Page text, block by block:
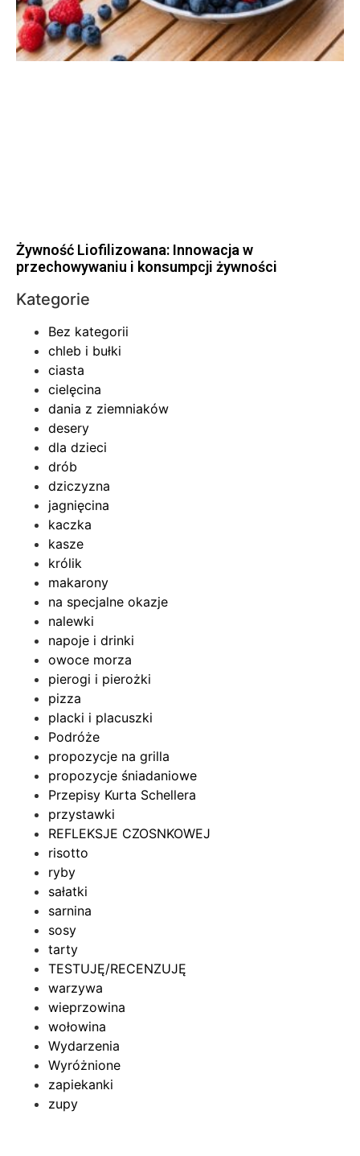
Żywność Liofilizowana: Innowacja w
przechowywaniu i konsumpcji żywności
Kategorie
Bez kategorii
chleb i bułki
ciasta
cielęcina
dania z ziemniaków
desery
dla dzieci
drób
dziczyzna
jagnięcina
kaczka
kasze
królik
makarony
na specjalne okazje
nalewki
napoje i drinki
owoce morza
pierogi i pierożki
pizza
placki i placuszki
Podróże
propozycje na grilla
propozycje śniadaniowe
Przepisy Kurta Schellera
przystawki
REFLEKSJE CZOSNKOWEJ
risotto
ryby
sałatki
sarnina
sosy
tarty
TESTUJĘ/RECENZUJĘ
warzywa
wieprzowina
wołowina
Wydarzenia
Wyróżnione
zapiekanki
zupy